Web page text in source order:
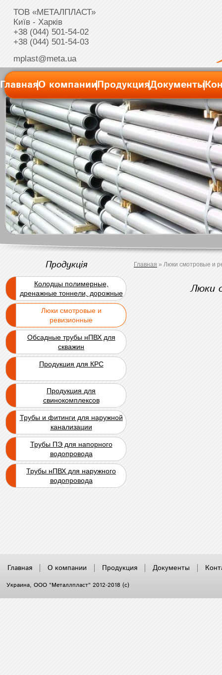
ТОВ «МЕТАЛПЛАСТ»
Київ - Харків
+38 (044) 501-54-02
+38 (044) 501-54-03
mplast@meta.ua
ГлавнаяО компанииПродукцияДокументы
Главная » Люки смотровые и
Люки
Продукція
Колодцы полимерные,
дренажные тоннели, дорожные
блоки
Люки смотровые и
ревизионные
Обсадные трубы нПВХ для
скважин
Продукция для КРС
Продукция для
свинокомплексов
Трубы и фитинги для наружной
канализации
Трубы ПЭ для напорного
водопровода
Трубы нПВХ для наружного
водопровода
Главная О компании Продукция Документы
Украина, ООО "Металлпласт" 2012-2018 (с)